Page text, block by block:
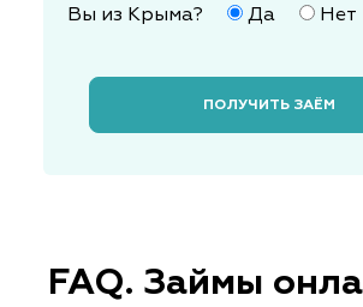
Вы из Крыма? Да Нет
ПОЛУЧИТЬ ЗАЁМ
FAQ. Займы